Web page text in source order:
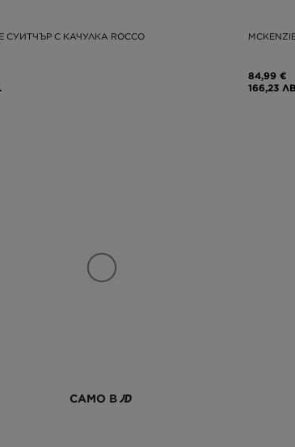
СУИТЧЪР С КАЧУЛКА ROCCO
84,99 €
166,23
САМО В